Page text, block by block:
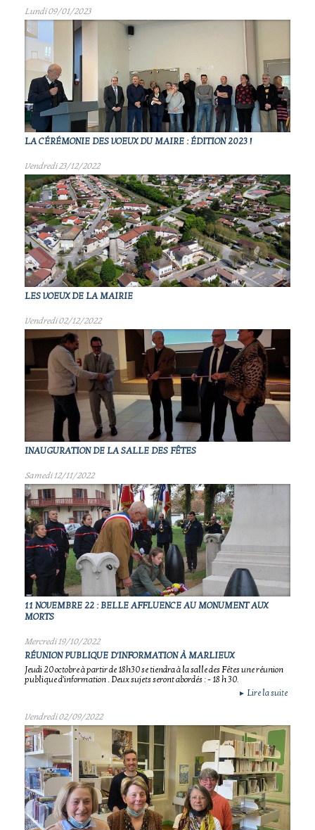
Lundi 09/01/2023
LA CÉRÉMONIE DES VOEUX DU MAIRE : ÉDITION 2023 !
Vendredi 23/12/2022
LES VOEUX DE LA MAIRIE
Vendredi 02/12/2022
INAUGURATION DE LA SALLE DES FÊTES
Samedi 12/11/2022
11 NOVEMBRE 22 : BELLE AFFLUENCE AU MONUMENT AUX
MORTS
Mercredi 19/10/2022
RÉUNION PUBLIQUE D'INFORMATION À MARLIEUX
Jeudi 20 octobre à partir de 18h30 se tiendra à la salle des Fêtes une réunion
publique d'information . Deux sujets seront abordés : - 18 h 30.
► Lire la suite
Vendredi 02/09/2022